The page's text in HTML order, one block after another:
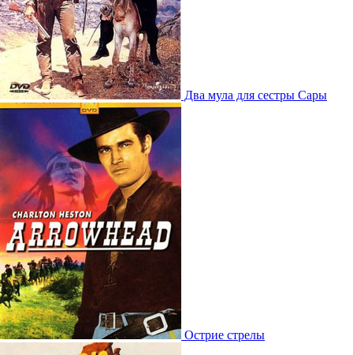
Два мула для сестры Сары
Острие стрелы